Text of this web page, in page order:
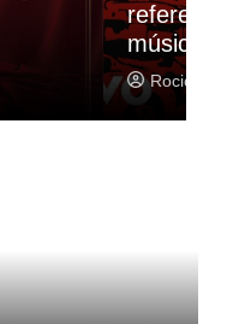
nova